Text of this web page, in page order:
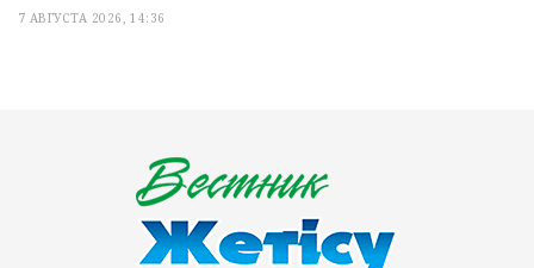
7 АВГУСТА 2026, 14:36